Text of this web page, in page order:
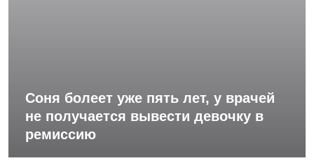
Соня болеет уже пять лет, у врачей
не получается вывести девочку в
ремиссию